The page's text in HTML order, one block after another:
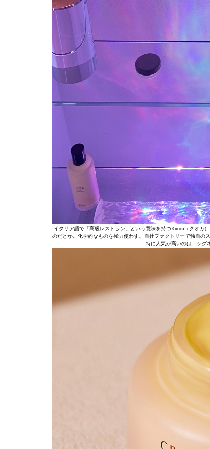
イタリア語で「高級レストラン」という意味を持つKuoca（クオカ
のだとか。化学的なものを極力使わず、自社ファクトリーで独自の
特に人気が高いのは、シグ